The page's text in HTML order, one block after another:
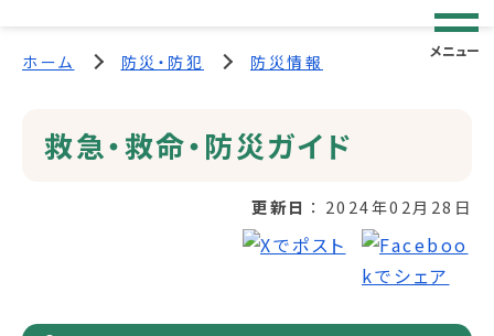
メニュー
ホーム 防災・防犯 防災情報
救急・救命・防災ガイド
更新日 2024年02月28日